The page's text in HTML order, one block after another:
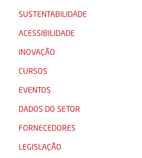
SUSTENTABILIDADE
ACESSIBILIDADE
INOVAÇÃO
CURSOS
EVENTOS
DADOS DO SETOR
FORNECEDORES
LEGISLAÇÃO